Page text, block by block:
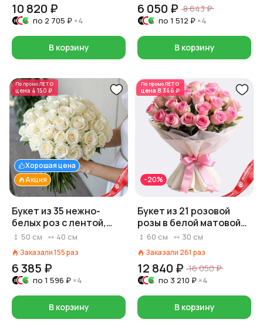
10 820 ₽
по 2 705 ₽ ×4
В корзину
6 050 ₽ 8 643 ₽
по 1 512 ₽ ×4
В корзину
По промоЛЕТО
цена 4 150 ₽
Акция
Хорошая цена
Букет из 35 нежно-
белых роз с лентой,
Россия, 50 см
50 см 40 см
Заказали155раз
6 385 ₽
по 1 596 ₽ ×4
В корзину
По промоЛЕТО
цена 8 346 ₽
-20%
Букет из 21 розовой
розы в белой матовой
пленке, Россия, 60 см
60 см 30 см
Заказали 261 раз
12 840 ₽ 16 050 ₽
по 3 210 ₽ ×4
В корзину